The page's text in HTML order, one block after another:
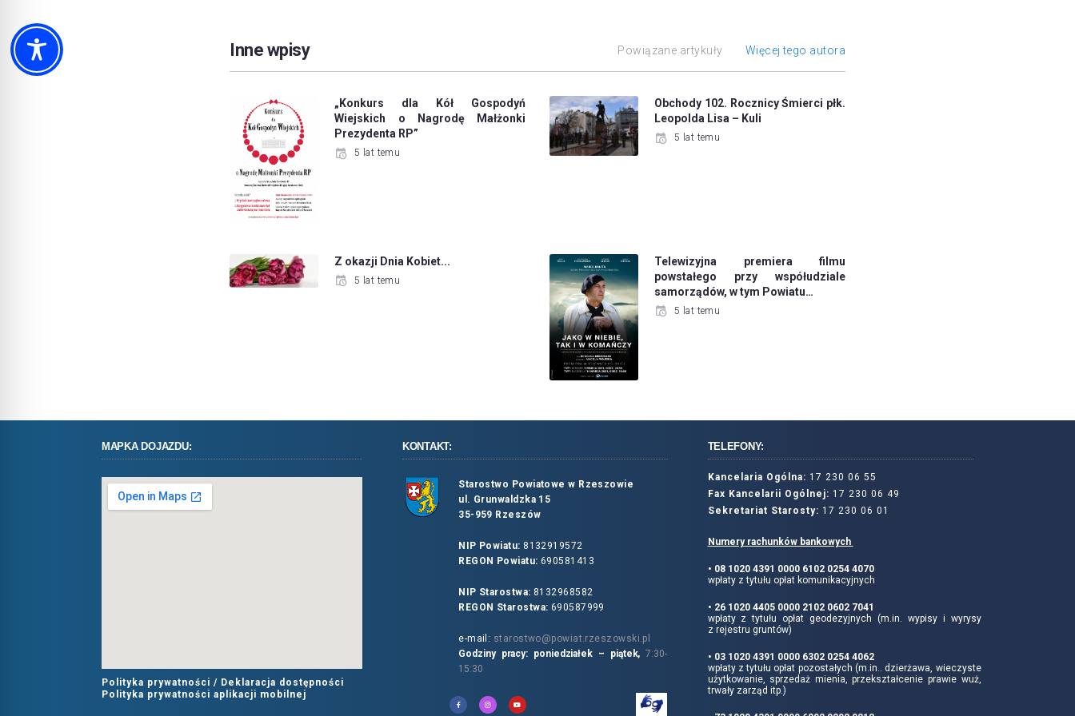
Inne wpisy Powiązane artykuły Więcej tego autora
„Konkurs dla Kół Gospodyń
Wiejskich o Nagrodę Małżonki
Prezydenta RP”
5 lat temu
Obchody 102. Rocznicy Śmierci płk.
Leopolda Lisa – Kuli
5 lat temu
Z okazji Dnia Kobiet...
5 lat temu
Telewizyjna premiera filmu
powstałego przy współudziale
samorządów, w tym Powiatu…
5 lat temu
MAPKA DOJAZDU:
Polityka prywatności / Deklaracja dostępności
Polityka prywatności aplikacji mobilnej
KONTAKT:
Starostwo Powiatowe w Rzeszowie
ul. Grunwaldzka 15
35-959 Rzeszów
NIP Powiatu: 8132919572
REGON Powiatu: 690581413
NIP Starostwa: 8132968582
REGON Starostwa: 690587999
e-mail: starostwo@powiat.rzeszowski.pl
Godziny pracy: poniedziałek – piątek,7:30-
15:30
TELEFONY:
Kancelaria Ogólna: 17 230 06 55
Fax Kancelarii Ogólnej: 17 230 06 49
Sekretariat Starosty: 17 230 06 01
Numery rachunków bankowych
• 08 1020 4391 0000 6102 0254 4070
wpłaty z tytułu opłat komunikacyjnych
• 26 1020 4405 0000 2102 0602 7041
wpłaty z tytułu opłat geodezyjnych (m.in. wypisy i wyrysy
z rejestru gruntów)
• 03 1020 4391 0000 6302 0254 4062
wpłaty z tytułu opłat pozostałych (m.in.. dzierżawa, wieczyste
użytkowanie, sprzedaż mienia, przekształcenie prawie wuż,
trwały zarząd itp.)